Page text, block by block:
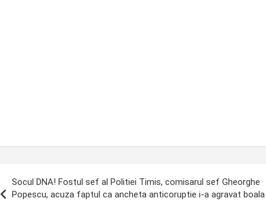
Socul DNA! Fostul sef al Politiei Timis, comisarul sef Gheorghe
Popescu, acuza faptul ca ancheta anticoruptie i-a agravat boala